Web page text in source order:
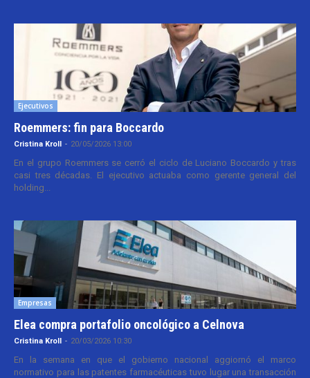
Ejecutivos
Roemmers: fin para Boccardo
Cristina Kroll - 20/05/2026 13:00
En el grupo Roemmers se cerró el ciclo de Luciano Boccardo y tras
casi tres décadas. El ejecutivo actuaba como gerente general del
holding...
Empresas
Elea compra portafolio oncológico a Celnova
Cristina Kroll - 20/03/2026 10:30
En la semana en que el gobierno nacional aggiornó el marco
normativo para las patentes farmacéuticas tuvo lugar una transacción